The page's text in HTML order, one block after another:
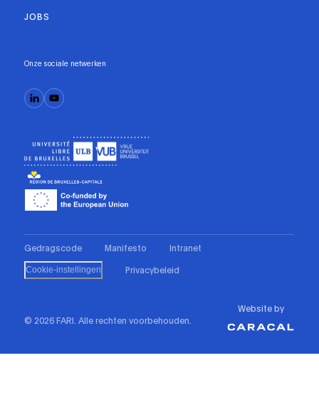
JOBS
Onze sociale netwerken
Gedragscode Manifesto Intranet
Cookie-instellingen Privacybeleid
© 2026 FARI. Alle rechten voorbehouden.
Website by